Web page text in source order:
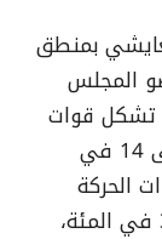
بمنطق
المجلس
تشكل قوات
“الدعم السريع” في حكومته ما يزيد على 14 في
الحركة
الشعبية قطاع الشمال ما يزيد على الـ30 في المئة،